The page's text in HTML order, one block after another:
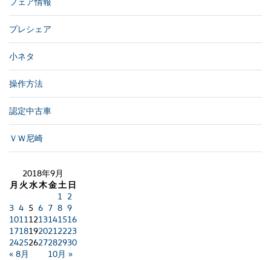
プレシェア
小ネタ
操作方法
認定中古車
ＶＷ尼崎
2018年9月
月 火水木金土 日
« 8月 10月 »
1 2
3 4 5 6 7 8 9
10111213141516
17181920212223
24252627282930